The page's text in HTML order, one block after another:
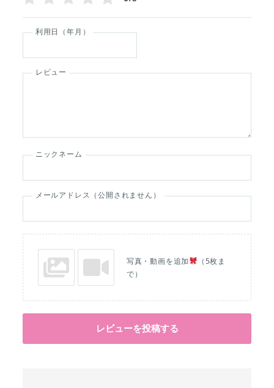
利用日（年月）
レビュー
ニックネーム
メールアドレス（公開されません）
写真・動画を追加
（5枚ま
で）
レビューを投稿する